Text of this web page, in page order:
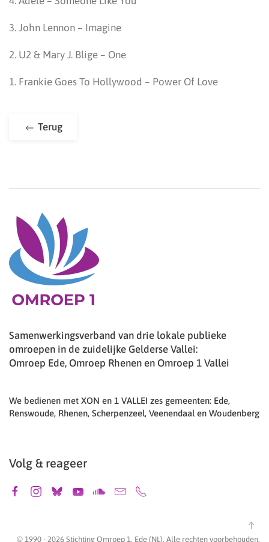
3. John Lennon – Imagine
2. U2 & Mary J. Blige – One
1. Frankie Goes To Hollywood – Power Of Love
Terug
Samenwerkingsverband van drie lokale publieke
omroepen in de zuidelijke Gelderse Vallei:
Omroep Ede, Omroep Rhenen en Omroep 1 Vallei
We bedienen met XON en 1 VALLEI zes gemeenten: Ede,
Renswoude, Rhenen, Scherpenzeel, Veenendaal en Woudenberg
Volg & reageer
© 1990 - 2026 Stichting Omroep 1, Ede (NL). Alle rechten voorbehouden.